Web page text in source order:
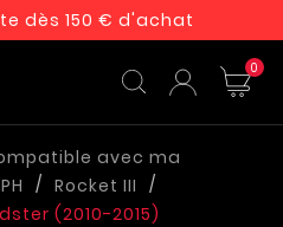
dès 150 € d'achat
0
avec ma
Rocket III
(2010-2015)